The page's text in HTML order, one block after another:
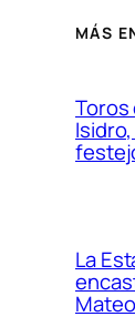
MÁS
Toros
La
Mateo